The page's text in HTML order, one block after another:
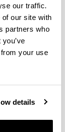
our traffic.
our site with
partners who
your use
details